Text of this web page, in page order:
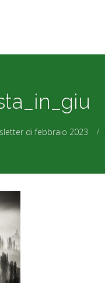
di febbraio 2023